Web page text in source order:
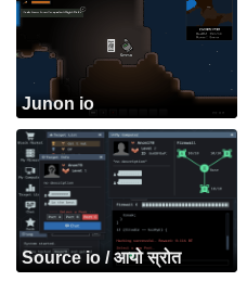
Junon io
Source io / आयो स्रोत